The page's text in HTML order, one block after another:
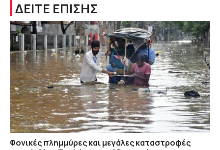
ΔΕΙΤΕ ΕΠΙΣΗΣ
Φονικές πλημμύρες και μεγάλες καταστροφές